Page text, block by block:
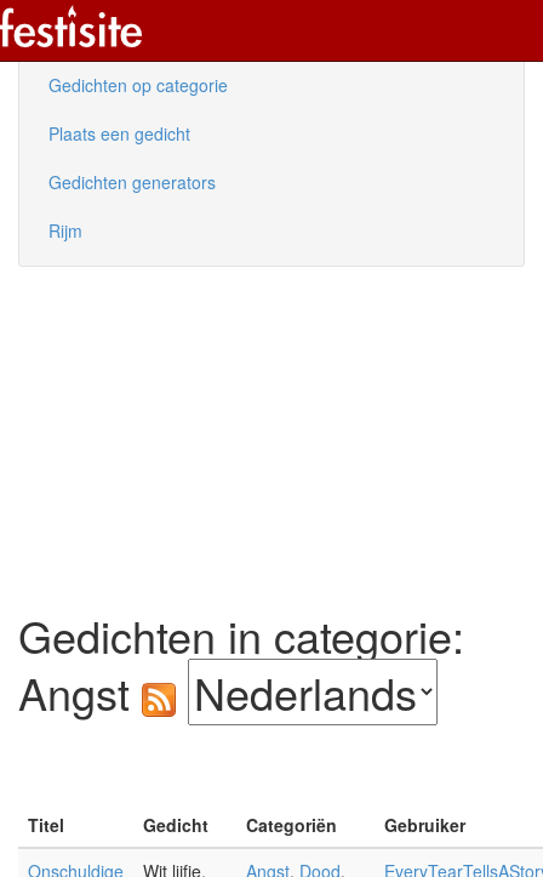
Nieuwe gedichten
Gedichten op categorie
Plaats een gedicht
Gedichten generators
Rijm
Gedichten in categorie:
Angst
Titel Gedicht Categoriën
Gebruiker
Onschuldige
Wit lijfje,
Angst, Dood,